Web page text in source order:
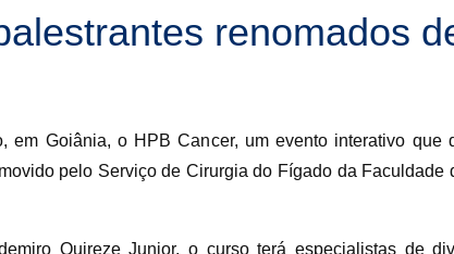
renomados
em Goiânia, o HPB Cancer, um evento interativo
pelo Serviço de Cirurgia do Fígado da
Quireze Junior, o curso terá especialistas de